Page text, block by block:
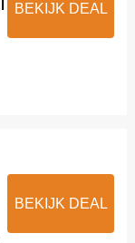
BEKIJK DEAL
BEKIJK DEAL